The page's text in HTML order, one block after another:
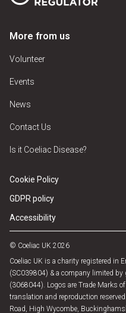
More from us
Volunteer
Events
News
Contact Us
Is it Coeliac Disease?
Cookie Policy
GDPR policy
Accessibility
© Coeliac UK 2026
Coeliac UK is a charity registered in
(SC039804) & a company limited by
(3068044). Logos are Trade Marks
translation and reproduction
Road, High Wycombe,